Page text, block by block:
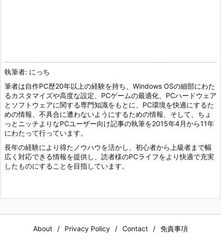
執筆者: にっち
筆者は自作PC歴20年以上の経験を持ち、Windows OSの細部にわた
るカスタマイズや高度な設定、PCゲームの最適化、PCハードウェア
とソフトウェアに関する専門知識をもとに、PC環境を快適にするた
めの情報、不具合に遭わないようにするための情報、そして、ちょ
っとニッチよりなPCユーザー向け記事の執筆を2015年4月から11年
にわたって行っています。
長年の経験により得たノウハウを活かし、初心者から上級者まで幅
広く対応できる情報を提供し、読者様のPCライフをより快適で充実
したものにすることを目指しています。
About Privacy Policy Contact 免責事項